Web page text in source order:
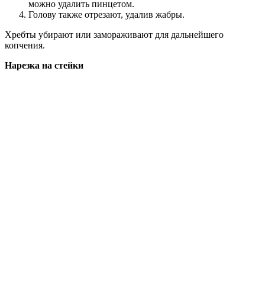
можно удалить пинцетом.
Голову также отрезают, удалив жабры.
Хребты убирают или замораживают для дальнейшего
копчения.
Нарезка на стейки